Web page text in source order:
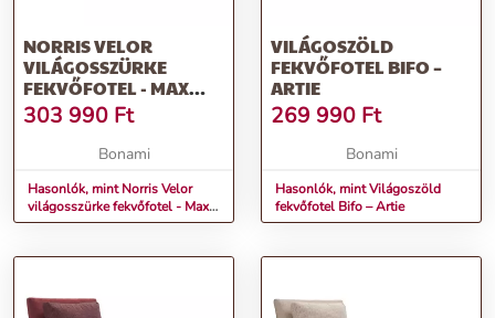
NORRIS VELOR
VILÁGOSSZÜRKE
FEKVŐFOTEL - MAX
WINZER
303 990 Ft
Bonami
Hasonlók, mint Norris Velor
világosszürke fekvőfotel - Max
Winzer
VILÁGOSZÖLD
FEKVŐFOTEL BIFO –
ARTIE
269 990 Ft
Bonami
Hasonlók, mint Világoszöld
fekvőfotel Bifo – Artie